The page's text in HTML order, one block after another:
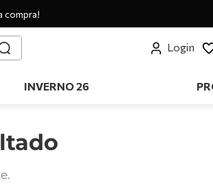
compra!
Login
INVERNO 26